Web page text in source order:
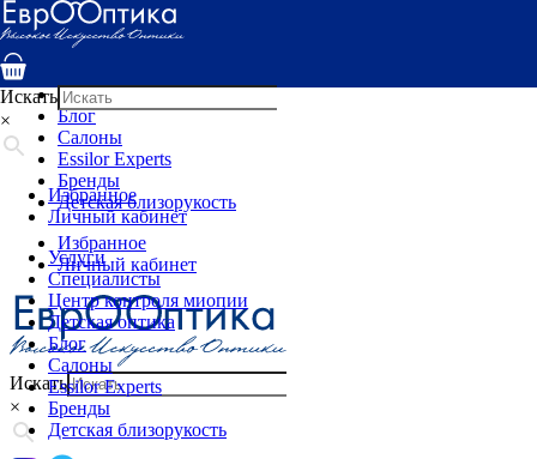
Услуги
Специалисты
Детская оптика
Блог
Салоны
Essilor Experts
Бренды
Детская близорукость
Избранное
Личный кабинет
Искать
×
Искать
×
Избранное
Личный кабинет
Услуги
Специалисты
Центр контроля миопии
Детская оптика
Блог
Салоны
Essilor Experts
Бренды
Детская близорукость